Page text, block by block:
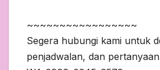
~~~~~~~~~~~~~~~~~
Segera hubungi kami untuk
penjadwalan, dan